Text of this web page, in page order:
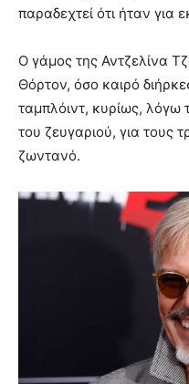
παραδεχτεί ότι ήταν για
Ο γάμος της Αντζελίνα
Θόρτον, όσο καιρό
ταμπλόιντ, κυρίως, λόγω
του ζευγαριού, για τους
ζωντανό.